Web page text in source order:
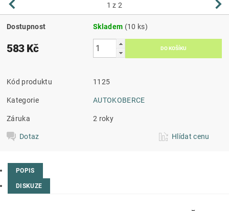
1 z 2
Dostupnost Skladem (10 ks)
583 Kč
Kód produktu 1125
Kategorie AUTOKOBERCE
Záruka 2 roky
Dotaz Hlídat cenu
POPIS
DISKUZE